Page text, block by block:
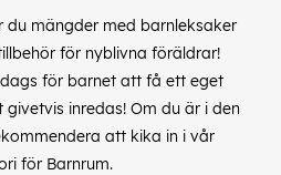
du mängder med barnleksaker
för nyblivna föräldrar!
för barnet att få ett eget
inredas! Om du är i den
att kika in i vår
för Barnrum.